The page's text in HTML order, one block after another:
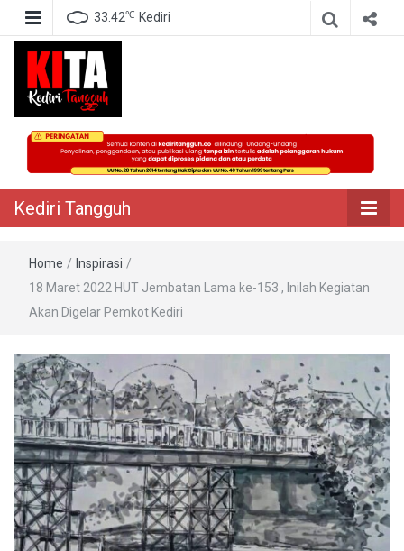
33.42℃ Kediri
Kediri Tangguh
Berita Akurat Terpercaya
Kediri Tangguh
Home / Inspirasi /
18 Maret 2022 HUT Jembatan Lama ke-153 , Inilah Kegiatan
Akan Digelar Pemkot Kediri